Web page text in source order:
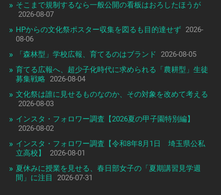
そこまで規制するなら一般公開の看板はおろしたほうが
2026-08-07
HPからの文化祭ポスター収集を図るも目的達せず
2026-
08-06
「森林型」学校広報、育てるのはブランド
2026-08-05
育てる広報へ、超少子化時代に求められる「農耕型」生徒
募集戦略
2026-08-04
文化祭は誰に見せるものなのか、その対象を改めて考える
2026-08-03
インスタ・フォロワー調査【2026夏の甲子園特別編】
2026-08-02
インスタ・フォロワー調査【令和8年8月1日 埼玉県公私
立高校】
2026-08-01
夏休みに授業を見せる、春日部女子の「夏期講習見学週
間」に注目
2026-07-31